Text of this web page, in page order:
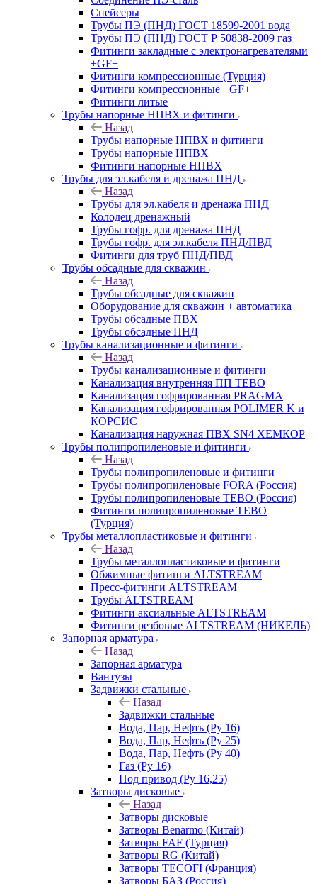
Спейсеры
Трубы ПЭ (ПНД) ГОСТ 18599-2001 вода
Трубы ПЭ (ПНД) ГОСТ Р 50838-2009 газ
Фитинги закладные с электронагревателями
+GF+
Фитинги компрессионные (Турция)
Фитинги компрессионные +GF+
Фитинги литые
Трубы напорные НПВХ и фитинги
Назад
Трубы напорные НПВХ и фитинги
Трубы напорные НПВХ
Фитинги напорные НПВХ
Трубы для эл.кабеля и дренажа ПНД
Назад
Трубы для эл.кабеля и дренажа ПНД
Колодец дренажный
Трубы гофр. для дренажа ПНД
Трубы гофр. для эл.кабеля ПНД/ПВД
Фитинги для труб ПНД/ПВД
Трубы обсадные для скважин
Назад
Трубы обсадные для скважин
Оборудование для скважин + автоматика
Трубы обсадные ПВХ
Трубы обсадные ПНД
Трубы канализационные и фитинги
Назад
Трубы канализационные и фитинги
Канализация внутренняя ПП TEBO
Канализация гофрированная PRAGMA
Канализация гофрированная POLIMER K и
КОРСИС
Канализация наружная ПВХ SN4 ХЕМКОР
Трубы полипропиленовые и фитинги
Назад
Трубы полипропиленовые и фитинги
Трубы полипропиленовые FORA (Россия)
Трубы полипропиленовые TEBO (Россия)
Фитинги полипропиленовые TEBO
(Турция)
Трубы металлопластиковые и фитинги
Назад
Трубы металлопластиковые и фитинги
Обжимные фитинги ALTSTREAM
Пресс-фитинги ALTSTREAM
Трубы ALTSTREAM
Фитинги аксиальные ALTSTREAM
Фитинги резбовые ALTSTREAM (НИКЕЛЬ)
Запорная арматура
Назад
Запорная арматура
Вантузы
Задвижки стальные
Назад
Задвижки стальные
Вода, Пар, Нефть (Ру 16)
Вода, Пар, Нефть (Ру 25)
Вода, Пар, Нефть (Ру 40)
Газ (Ру 16)
Под привод (Ру 16,25)
Затворы дисковые
Назад
Затворы дисковые
Затворы Benarmo (Китай)
Затворы FAF (Турция)
Затворы RG (Китай)
Затворы TECOFI (Франция)
Затворы БАЗ (Россия)